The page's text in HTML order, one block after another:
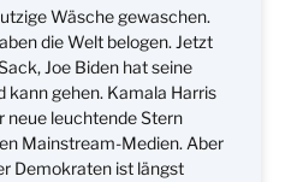
Wäsche gewaschen.
die Welt belogen. Jetzt
Joe Biden hat seine
kann gehen. Kamala Harris
neue leuchtende Stern
Mainstream-Medien. Aber
Demokraten ist längst